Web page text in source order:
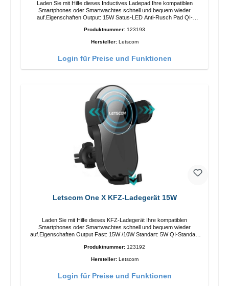
Laden Sie mit Hilfe dieses Inductives Ladepad Ihre kompatiblen
Smartphones oder Smartwachtes schnell und bequem wieder
auf.Eigenschaften Output: 15W Satus-LED Anti-Rusch Pad QI-
Kabel
Produktnummer: 123193
Hersteller: Letscom
Login für Preise und Funktionen
Letscom One X KFZ-Ladegerät 15W
Laden Sie mit Hilfe dieses KFZ-Ladegerät Ihre kompatiblen
Smartphones oder Smartwachtes schnell und bequem wieder
auf.Eigenschaften Output Fast: 15W /10W Standart: 5W QI-Standart
Produktnummer: 123192
Hersteller: Letscom
Login für Preise und Funktionen